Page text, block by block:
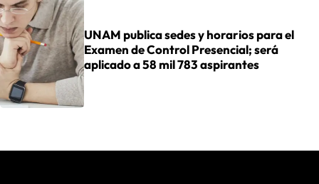
UNAM publica sedes y horarios para el
Examen de Control Presencial; será
aplicado a 58 mil 783 aspirantes